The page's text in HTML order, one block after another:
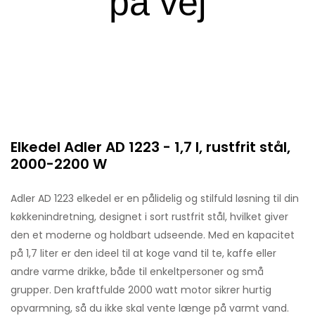
Elkedel Adler AD 1223 - 1,7 l, rustfrit stål,
2000-2200 W
Adler AD 1223 elkedel er en pålidelig og stilfuld løsning til din
køkkenindretning, designet i sort rustfrit stål, hvilket giver
den et moderne og holdbart udseende. Med en kapacitet
på 1,7 liter er den ideel til at koge vand til te, kaffe eller
andre varme drikke, både til enkeltpersoner og små
grupper. Den kraftfulde 2000 watt motor sikrer hurtig
opvarmning, så du ikke skal vente længe på varmt vand.